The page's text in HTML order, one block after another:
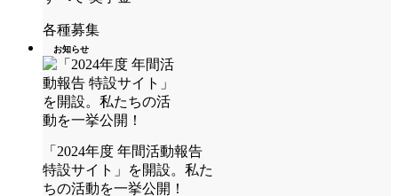
各種募集
お知らせ
「2024年度 年間活動報告
特設サイト」を開設。私た
ちの活動を一挙公開！